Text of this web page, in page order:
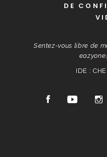
DE
Sentez-vous libre de
eazyone
IDE :